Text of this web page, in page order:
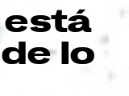
está
lo